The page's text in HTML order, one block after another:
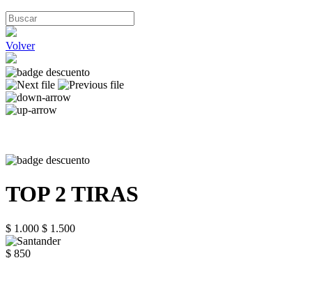
Volver
TOP 2 TIRAS
$ 1.000 $ 1.500
$ 850